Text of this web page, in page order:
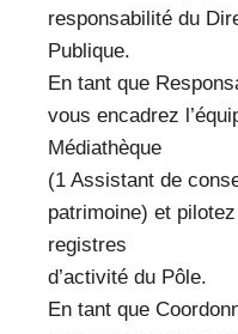
responsabilité du
Publique.
En tant que
vous encadrez
Médiathèque
(1 Assistant de
patrimoine) et
registres
d’activité du Pôle.
En tant que